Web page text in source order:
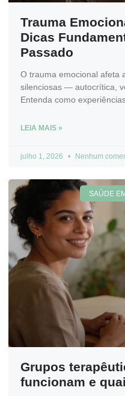
Trauma
Dicas
Passado
O trauma emocional afeta
silenciosas — autocrítica,
Entenda como
LEIA MAIS »
julho 1, 2026 Nenhum
SAÚDE
Grupos
funcionam e